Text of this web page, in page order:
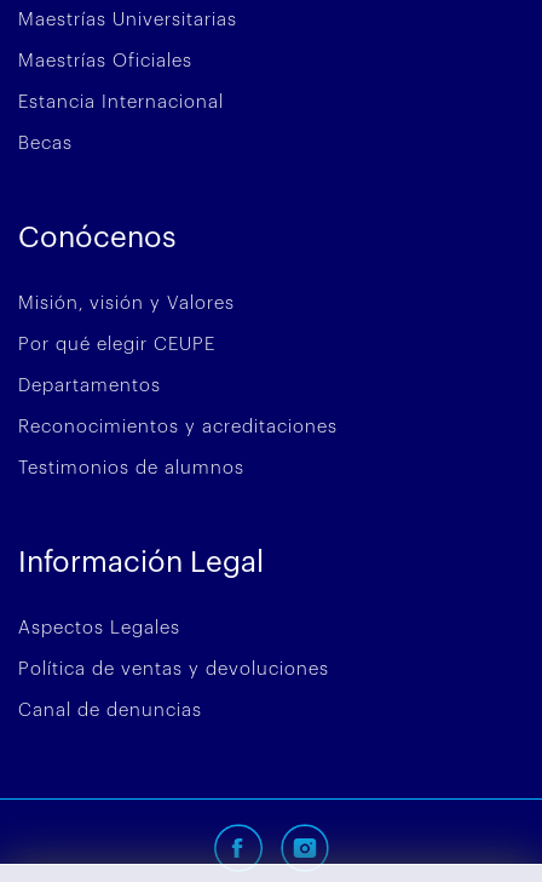
Maestrías Universitarias
Maestrías Oficiales
Estancia Internacional
Becas
Conócenos
Misión, visión y Valores
Por qué elegir CEUPE
Departamentos
Reconocimientos y acreditaciones
Testimonios de alumnos
Información Legal
Aspectos Legales
Política de ventas y devoluciones
Canal de denuncias